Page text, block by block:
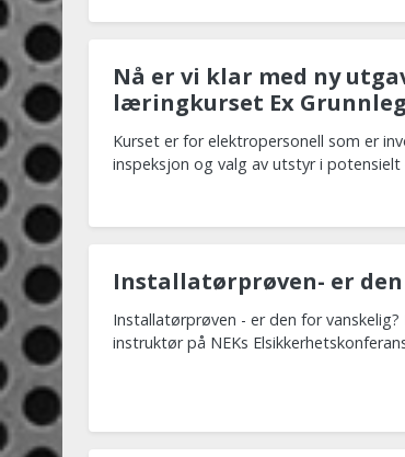
Nå er vi klar med ny
læringkurset Ex
Kurset er for elektropersonell som er
inspeksjon og valg av utstyr i
Installatørprøven- er
Installatørprøven - er den for
instruktør på NEKs